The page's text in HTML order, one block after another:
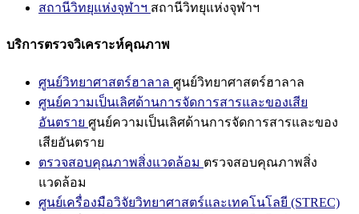
สถานีวิทยุแห่งจุฬาฯ สถานีวิทยุแห่งจุฬาฯ
บริการตรวจวิเคราะห์คุณภาพ
ศูนย์วิทยาศาสตร์ฮาลาล ศูนย์วิทยาศาสตร์ฮาลาล
ศูนย์ความเป็นเลิศด้านการจัดการสารและของเสีย
อันตราย ศูนย์ความเป็นเลิศด้านการจัดการสารและของ
เสียอันตราย
ตรวจสอบคุณภาพสิ่งแวดล้อม ตรวจสอบคุณภาพสิ่ง
แวดล้อม
ศูนย์เครื่องมือวิจัยวิทยาศาสตร์และเทคโนโลยี (STREC)